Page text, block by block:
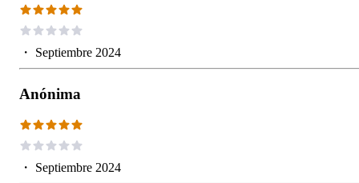
・ Septiembre 2024
Anónima
・ Septiembre 2024